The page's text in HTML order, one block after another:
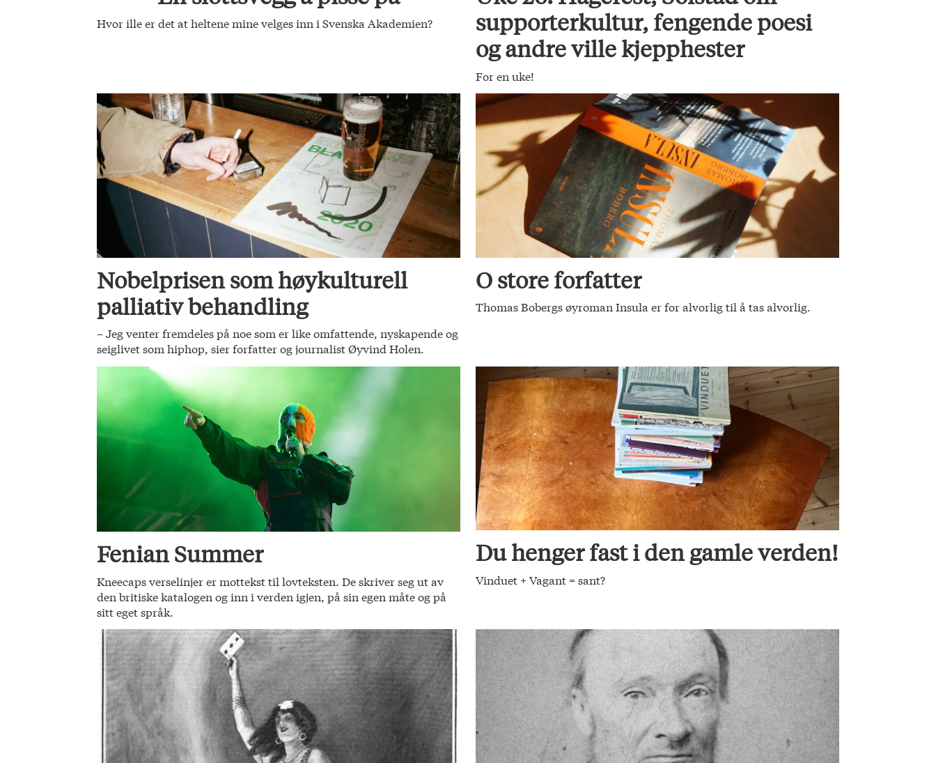
Hvor ille er det at heltene mine velges inn i Svenska Akademien?
supporterkultur, fengende poesi
og andre ville kjepphester
For en uke!
Nobelprisen som høykulturell
palliativ behandling
– Jeg venter fremdeles på noe som er like omfattende, nyskapende og
seiglivet som hiphop, sier forfatter og journalist Øyvind Holen.
O store forfatter
Thomas Bobergs øyroman Insula er for alvorlig til å tas alvorlig.
Fenian Summer
Kneecaps verselinjer er mottekst til lovteksten. De skriver seg ut av
den britiske katalogen og inn i verden igjen, på sin egen måte og på
sitt eget språk.
Du henger fast i den gamle verden!
Vinduet + Vagant = sant?